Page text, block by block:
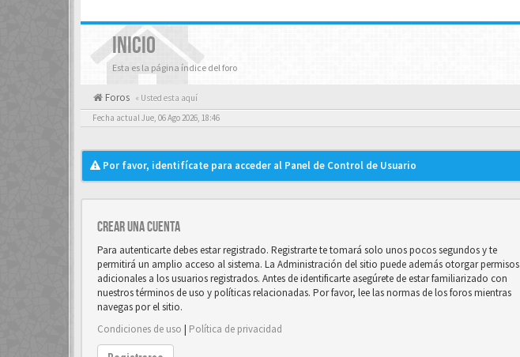
INICIO
Esta es la página índice del foro
Foros « Usted esta aquí
Fecha actual Jue, 06 Ago 2026, 18:46
Por favor, identifícate para acceder al Panel de Control de Usuario
Crear una cuenta
Para autenticarte debes estar registrado. Registrarte te tomará solo unos pocos segundos y te
permitirá un amplio acceso al sistema. La Administración del sitio puede además otorgar permisos
adicionales a los usuarios registrados. Antes de identificarte asegúrete de estar familiarizado con
nuestros términos de uso y políticas relacionadas. Por favor, lee las normas de los foros mientras
navegas por el sitio.
Condiciones de uso | Política de privacidad